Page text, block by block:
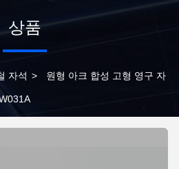
상품
자석 > 원형 아크 합성 고형 영구 자